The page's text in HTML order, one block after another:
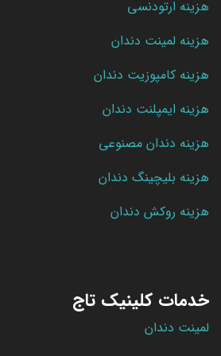
هزینه ارتودنسی
هزینه لمینت دندان
هزینه کامپوزیت دندان
هزینه ایمپلنت دندان
هزینه دندان مصنوعی
هزینه بلیچینگ دندان
هزینه روکش دندان
خدمات کلینیک تاج
لمینت دندان